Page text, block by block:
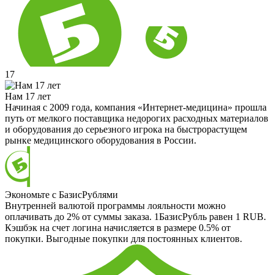
17
Нам 17 лет
Начиная с 2009 года, компания «Интернет-медицина» прошла
путь от мелкого поставщика недорогих расходных материалов
и оборудования до серьезного игрока на быстрорастущем
рынке медицинского оборудования в России.
Экономьте с БазисРублями
Внутренней валютой программы лояльности можно
оплачивать до 2% от суммы заказа. 1БазисРубль равен 1 RUB.
Кэшбэк на счет логина начисляется в размере 0.5% от
покупки. Выгодные покупки для постоянных клиентов.